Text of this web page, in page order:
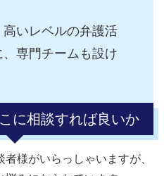
いレベルの弁護活
専門チームも設け
に相談すれば良いか
様がいらっしゃいますが、